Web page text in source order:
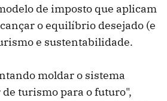
de imposto que aplicam
o equilíbrio desejado (e
e sustentabilidade.
moldar o sistema
turismo para o futuro",